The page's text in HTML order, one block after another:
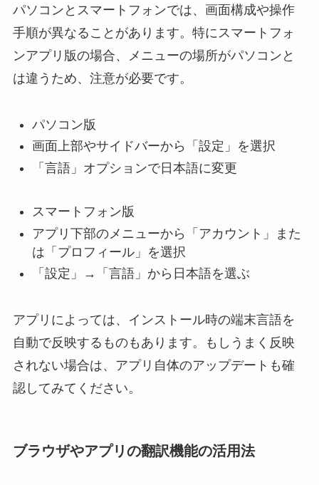
パソコンとスマートフォンでは、画面構成や操作
手順が異なることがあります。特にスマートフォ
ンアプリ版の場合、メニューの場所がパソコンと
は違うため、注意が必要です。
パソコン版
画面上部やサイドバーから「設定」を選択
「言語」オプションで日本語に変更
スマートフォン版
アプリ下部のメニューから「アカウント」また
は「プロフィール」を選択
「設定」→「言語」から日本語を選ぶ
アプリによっては、インストール時の端末言語を
自動で反映するものもあります。もしうまく反映
されない場合は、アプリ自体のアップデートも確
認してみてください。
ブラウザやアプリの翻訳機能の活用法